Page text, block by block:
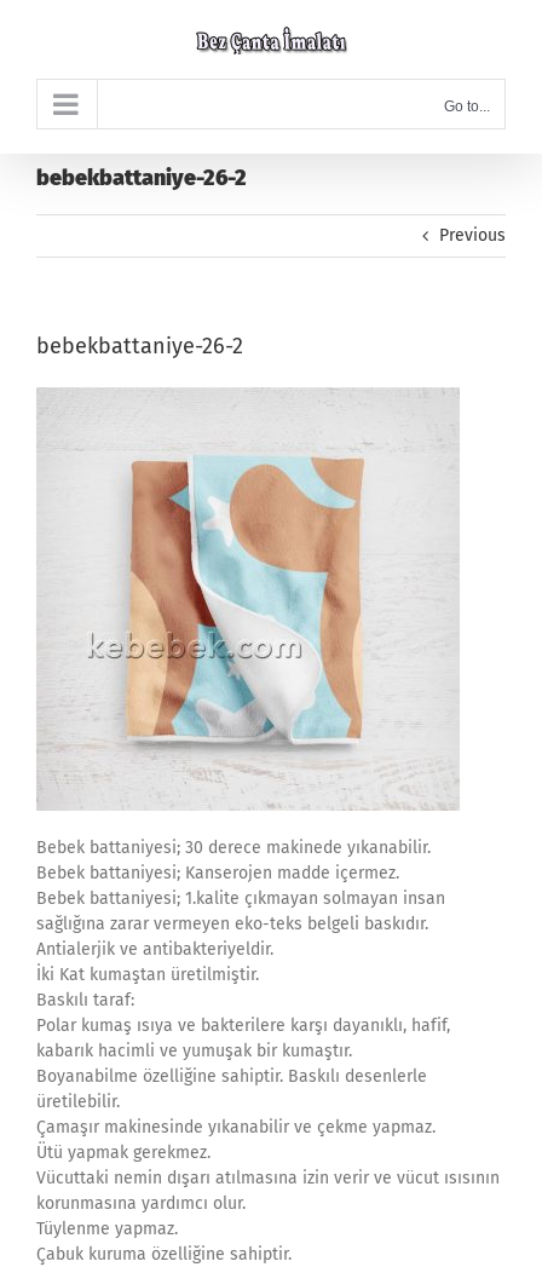
Go to...
bebekbattaniye-26-2
Previous
bebekbattaniye-26-2
Bebek battaniyesi; 30 derece makinede yıkanabilir.
Bebek battaniyesi; Kanserojen madde içermez.
Bebek battaniyesi; 1.kalite çıkmayan solmayan insan
sağlığına zarar vermeyen eko-teks belgeli baskıdır.
Antialerjik ve antibakteriyeldir.
İki Kat kumaştan üretilmiştir.
Baskılı taraf:
Polar kumaş ısıya ve bakterilere karşı dayanıklı, hafif,
kabarık hacimli ve yumuşak bir kumaştır.
Boyanabilme özelliğine sahiptir. Baskılı desenlerle
üretilebilir.
Çamaşır makinesinde yıkanabilir ve çekme yapmaz.
Ütü yapmak gerekmez.
Vücuttaki nemin dışarı atılmasına izin verir ve vücut ısısının
korunmasına yardımcı olur.
Tüylenme yapmaz.
Çabuk kuruma özelliğine sahiptir.